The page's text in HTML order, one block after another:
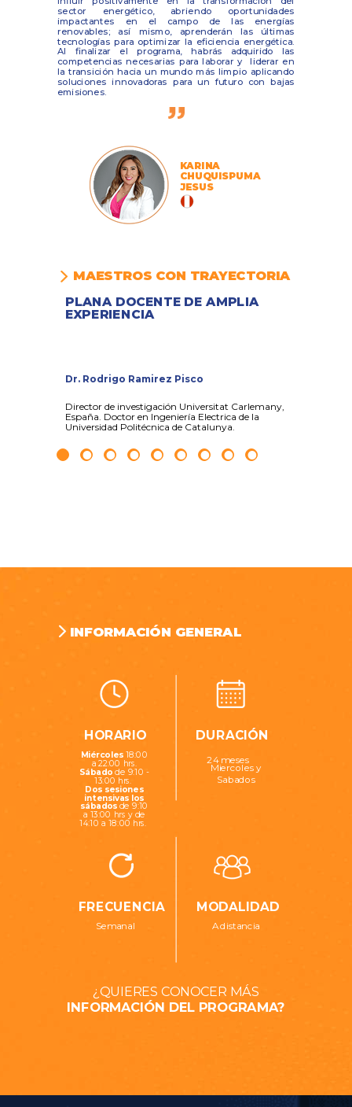
MAESTROS CON TRAYECTORIA
Dr. Rodrigo Ramirez Pisco
Director de investigación Universitat Carlemany,
España. Doctor en Ingeniería Electrica de la
Universidad Politécnica de Catalunya.
INFORMACIÓN GENERAL
HORARIO DURACIÓN
FRECUENCIA MODALIDAD
Miércoles 18:00
a 22:00 hrs.
Sábadode 9:10 -
13:00 hrs.
Dos sesiones
intensivas los
sábados de 9:10
a 13:00 hrs y de
14:10 a 18:00 hrs.
24 meses
Semanal A distancia
¿QUIERES CONOCER MÁS
INFORMACIÓN DEL PROGRAMA?
PLANA DOCENTE DE AMPLIA
EXPERIENCIA
KARINA
CHUQUISPUMA
JESUS
sector energético, abriendo oportunidades
impactantes en el campo de las energías
renovables; así mismo, aprenderán las últimas
tecnologías para optimizar la eficiencia energética.
Al finalizar el programa, habrás adquirido las
competencias necesarias para laborar y liderar en
la transición hacia un mundo más limpio aplicando
soluciones innovadoras para un futuro con bajas
emisiones.
Miercoles y
Sabados